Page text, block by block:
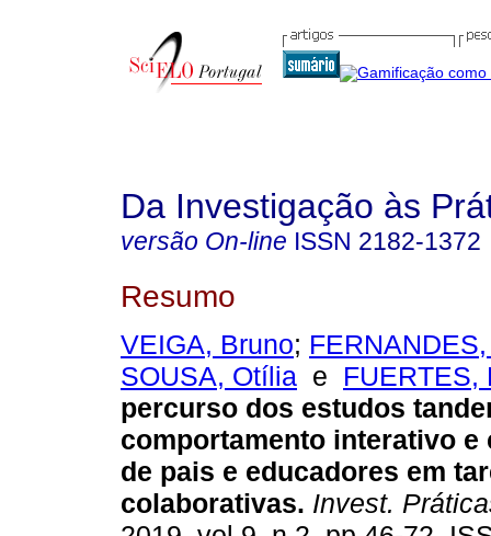
Da Investigação às
versão On-line ISSN 2182-1372
Resumo
VEIGA, Bruno;
SOUSA, Otília e FUERTES,
percurso dos estudos
comportamento interativo e
de pais e educadores em
colaborativas. Invest.